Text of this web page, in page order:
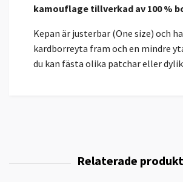
kamouflage tillverkad av 100 %
Kepan är justerbar (One size) och
kardborreyta fram och en mindre
du kan fästa olika patchar eller